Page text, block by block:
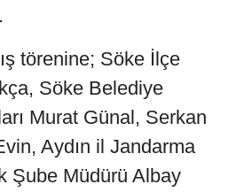
törenine; Söke İlçe
Söke Belediye
Murat Günal, Serkan
Aydın il Jandarma
Şube Müdürü Albay